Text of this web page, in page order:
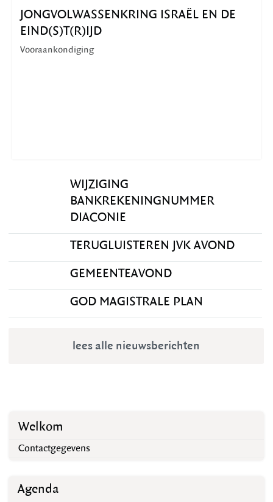
JONGVOLWASSENKRING ISRAËL EN DE
EIND(S)T(R)IJD
Vooraankondiging
WIJZIGING
BANKREKENINGNUMMER
DIACONIE
TERUGLUISTEREN JVK AVOND
GEMEENTEAVOND
GOD MAGISTRALE PLAN
lees alle nieuwsberichten
Welkom
Contactgegevens
Agenda